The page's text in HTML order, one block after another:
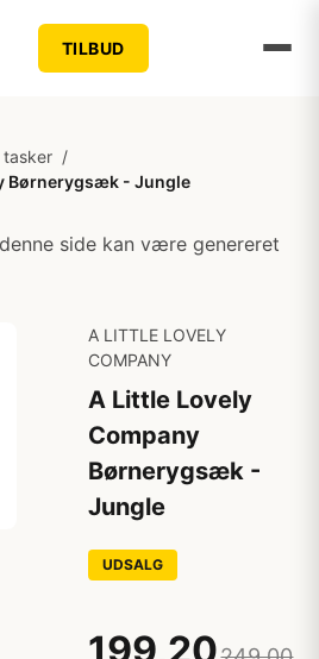
TILBUD
/
Børnerygsæk - Jungle
side kan være genereret
A LITTLE LOVELY
COMPANY
A Little Lovely
Company
Børnerygsæk -
Jungle
UDSALG